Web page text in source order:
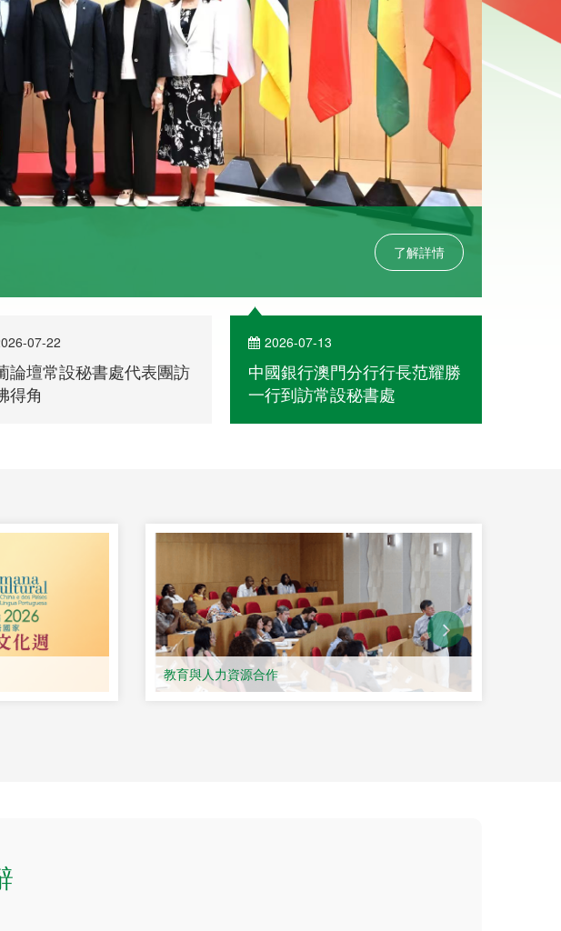
了解詳情
07-13
銀行澳門分行行長范耀勝
到訪常設秘書處
2026-07-09
中葡文化週歌舞匯演京城登場
文化交流